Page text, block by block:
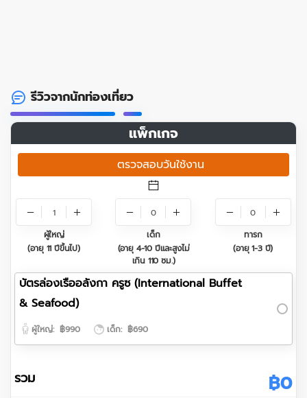
รีวิวจากนักท่องเที่ยว
แพ็กเกจ
ตรวจสอบวันใช้งาน
1
ผู้ใหญ่
(อายุ 11 ปีขึ้นไป)
0
เด็ก
(อายุ 4-10 ปีและสูงไม่
เกิน 110 ซม.)
0
ทารก
(อายุ 1-3 ปี)
บัตรล่องเรืออลังกา ครูซ (International Buffet
& Seafood)
ผู้ใหญ่: ฿990 เด็ก: ฿690
รวม ฿0